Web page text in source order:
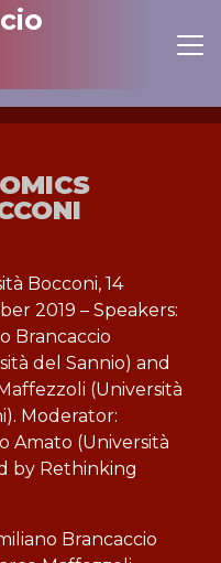
Bocconi, 14
2019 – Speakers:
Brancaccio
del Sannio) and
(Università
Moderator:
Amato (Università
by Rethinking
Brancaccio